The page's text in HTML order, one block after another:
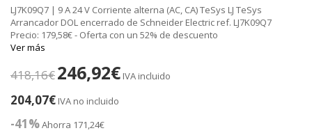
LJ7K09Q7 | 9 A 24 V Corriente alterna (AC, CA) TeSys LJ TeSys
Arrancador DOL encerrado de Schneider Electric ref. LJ7K09Q7
Precio: 179,58€ - Oferta con un 52% de descuento
Ver más
418,16€246,92€ IVA incluido
204,07€ IVA no incluido
-41%Ahorra 171,24€